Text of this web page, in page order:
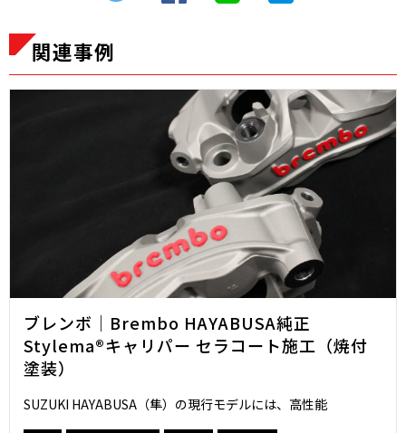
関連事例
ブレンボ｜Brembo HAYABUSA純正
Stylema®キャリパー セラコート施工（焼付
塗装）
SUZUKI HAYABUSA（隼）の現行モデルには、高性能